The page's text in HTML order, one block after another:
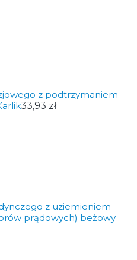
z podtrzymaniem
33,93 zł
z uziemieniem
prądowych) beżowy